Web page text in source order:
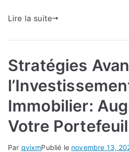
Lire la suite
Stratégies
Immobilier:
Votre
Par qvixmPublié le novembre 13,